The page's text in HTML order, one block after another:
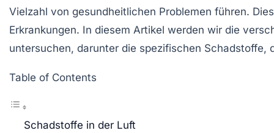
Vielzahl von gesundheitlichen Problemen führen.
Erkrankungen. In diesem Artikel werden wir die
untersuchen, darunter die spezifischen Schadstoffe,
Table of Contents
Schadstoffe in der Luft